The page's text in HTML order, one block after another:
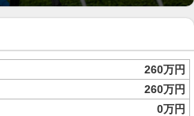
260万円
260万円
0万円